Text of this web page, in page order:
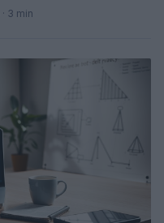
· 3 min